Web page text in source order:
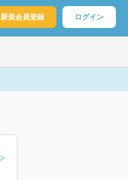
新規会員登録 ログイン